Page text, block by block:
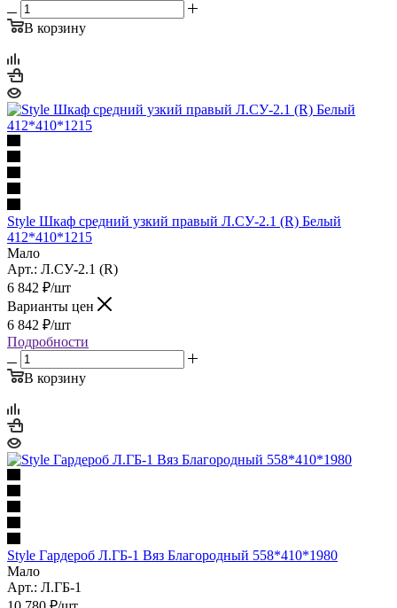
В корзину
Style Шкаф средний узкий правый Л.СУ-2.1 (R) Белый
412*410*1215
Мало
Арт.: Л.СУ-2.1 (R)
6 842 ₽/шт
Варианты цен
6 842 ₽/шт
Подробности
В корзину
Style Гардероб Л.ГБ-1 Вяз Благородный 558*410*1980
Мало
Арт.: Л.ГБ-1